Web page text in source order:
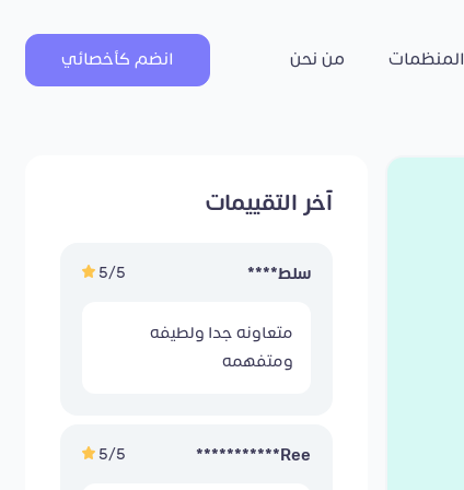
المنظمات من نحن انضم كأخصائي
آخر التقييمات
سلط**** 5/5
متعاونه جدا ولطيفه
ومتفهمه
Ree***********
5/5